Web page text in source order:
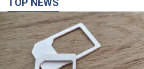
TOP NEWS